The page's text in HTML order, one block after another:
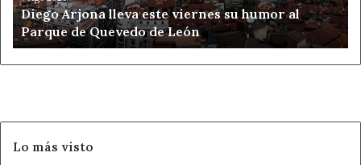
Parque
de
Quevedo
de
Diego Arjona lleva este viernes su humor al
Parque de Quevedo de León
Lo más visto